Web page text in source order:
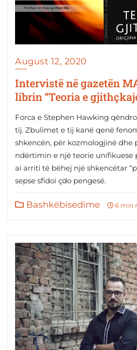
August 12, 2020
Intervistë në gazetën
librin “Teoria e
Forca e Stephen Hawking
tij. Zbulimet e tij kanë qenë
shkencën, për kozmologjinë dhe
ndërtimin e një teorie unifikuese
ai arriti të bëhej një shkencëtar
sepse sfidoi çdo pengesë.
Bashkëbisedime 6 min